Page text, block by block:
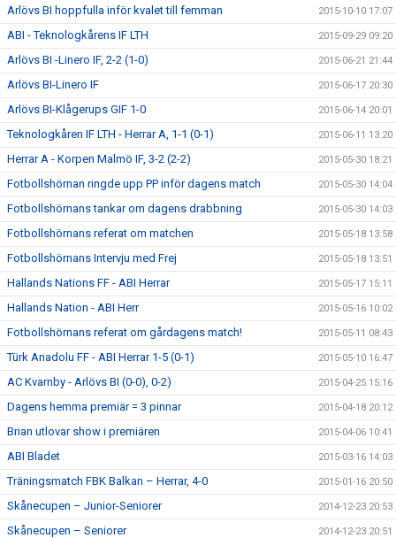
Arlövs BI hoppfulla inför kvalet till femman 2015-10-10 17:07
ABI - Teknologkårens IF LTH 2015-09-29 09:20
Arlövs BI -Linero IF, 2-2 (1-0) 2015-06-21 21:44
Arlövs BI-Linero IF 2015-06-17 20:30
Arlövs BI-Klågerups GIF 1-0 2015-06-14 20:01
Teknologkåren IF LTH - Herrar A, 1-1 (0-1) 2015-06-11 13:20
Herrar A - Korpen Malmö IF, 3-2 (2-2) 2015-05-30 18:21
Fotbollshörnan ringde upp PP inför dagens match 2015-05-30 14:04
Fotbollshörnans tankar om dagens drabbning 2015-05-30 14:03
Fotbollshörnans referat om matchen 2015-05-18 13:58
Fotbollshörnans Intervju med Frej 2015-05-18 13:51
Hallands Nations FF - ABI Herrar 2015-05-17 15:11
Hallands Nation - ABI Herr 2015-05-16 10:02
Fotbollshörnans referat om gårdagens match! 2015-05-11 08:43
Türk Anadolu FF - ABI Herrar 1-5 (0-1) 2015-05-10 16:47
AC Kvarnby - Arlövs BI (0-0), 0-2) 2015-04-25 15:16
Dagens hemma premiär = 3 pinnar 2015-04-18 20:12
Brian utlovar show i premiären 2015-04-06 10:41
ABI Bladet 2015-03-16 14:03
Träningsmatch FBK Balkan – Herrar, 4-0 2015-01-16 20:50
Skånecupen – Junior-Seniorer 2014-12-23 20:53
Skånecupen – Seniorer 2014-12-23 20:51